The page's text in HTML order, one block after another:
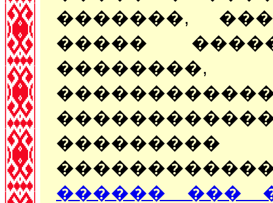
�������,
�����
��������,
������ ���